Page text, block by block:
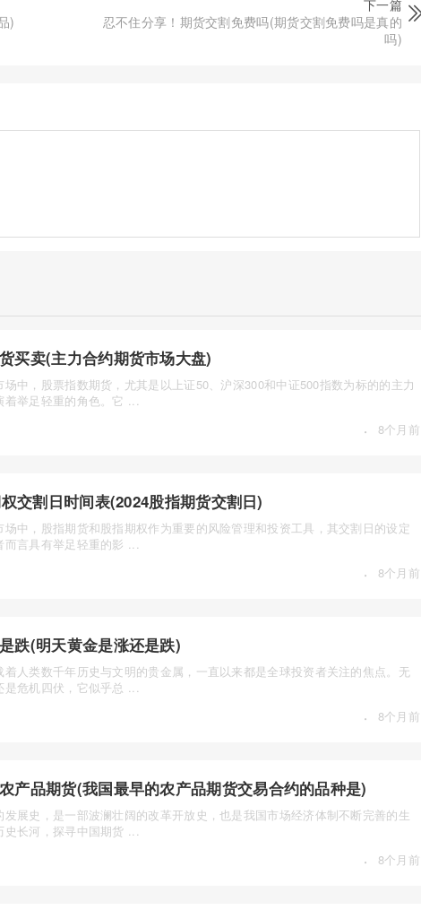
)
下一篇
忍不住分享！期货交割免费吗(期货交割免费吗是真的
吗)
买卖(主力合约期货市场大盘)
场中，股票指数期货，尤其是以上证50、沪深300和中证500指数为标的的主力
着举足轻重的角色。它 ...
· 8个月前
交割日时间表(2024股指期货交割日)
场中，股指期货和股指期权作为重要的风险管理和投资工具，其交割日的设定
而言具有举足轻重的影 ...
· 8个月前
跌(明天黄金是涨还是跌)
着人类数千年历史与文明的贵金属，一直以来都是全球投资者关注的焦点。无
是危机四伏，它似乎总 ...
· 8个月前
产品期货(我国最早的农产品期货交易合约的品种是)
发展史，是一部波澜壮阔的改革开放史，也是我国市场经济体制不断完善的生
史长河，探寻中国期货 ...
· 8个月前